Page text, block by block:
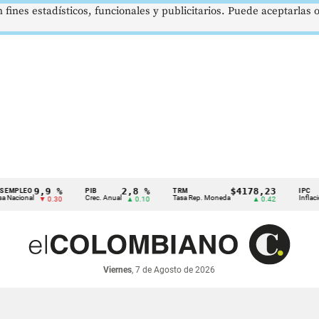
9,9 %
▼ 0.30
PIB
Crec. Anual
2,8 %
▲ 0.10
TRM
Tasa Rep. Moneda
$4178,23
▲ 0.42
IPC
Inflación anual
Viernes, 7 de Agosto de 2026
estadísticos, funcionales y publicitarios. Puede aceptarlas